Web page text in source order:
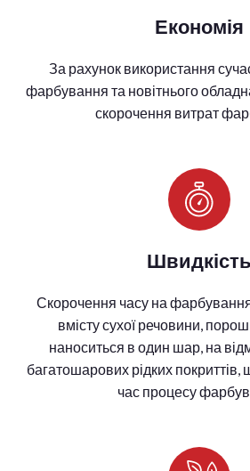
Економія
За рахунок використання
фарбування та новітнього
скорочення витрат
Швидкість
Скорочення часу на
вмісту сухої речовини,
наноситься в один шар, на
багатошарових рідких покриттів,
час процесу